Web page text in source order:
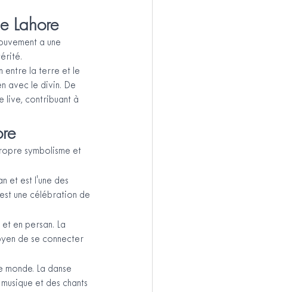
Lahore
a une
entre la terre et le
avec le divin. De
live, contribuant à
symbolisme et
et est l'une des
une célébration de
en persan. La
de se connecter
La danse
et des chants